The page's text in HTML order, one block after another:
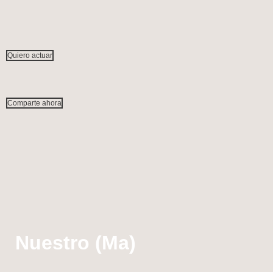
Quiero actuar
Comparte ahora
Nuestro (Ma)